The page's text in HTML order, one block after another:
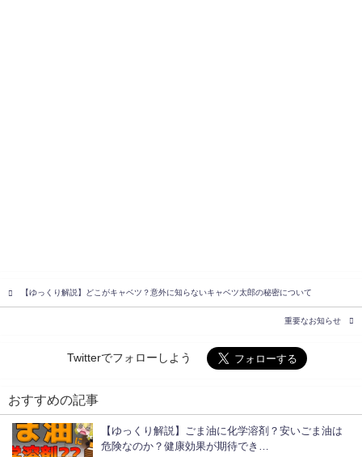
【ゆっくり解説】どこがキャベツ？意外に知らないキャベツ太郎の秘密について
重要なお知らせ
Twitterでフォローしよう
おすすめの記事
【ゆっくり解説】ごま油に化学溶剤？安いごま油は
危険なのか？健康効果が期待でき…